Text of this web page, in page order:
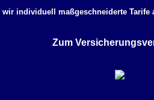
individuell maßgeschneiderte Tarife
Zum